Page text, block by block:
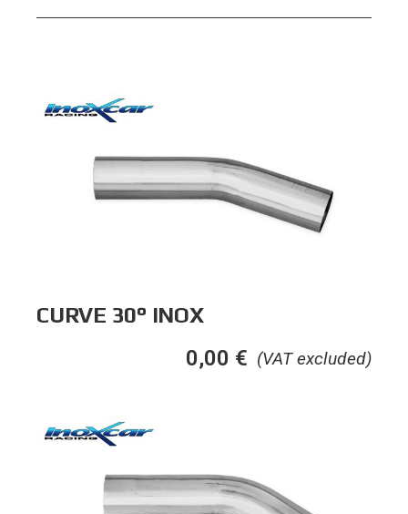
CURVE 30° INOX
(VAT excluded)
0,00 €